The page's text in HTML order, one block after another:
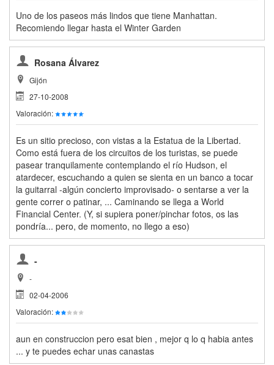
Uno de los paseos más lindos que tiene Manhattan.
Recomiendo llegar hasta el Winter Garden
Rosana Álvarez
Gijón
27-10-2008
Valoración:
Es un sitio precioso, con vistas a la Estatua de la Libertad.
Como está fuera de los circuitos de los turistas, se puede
pasear tranquilamente contemplando el río Hudson, el
atardecer, escuchando a quien se sienta en un banco a tocar
la guitarral -algún concierto improvisado- o sentarse a ver la
gente correr o patinar, ... Caminando se llega a World
Financial Center. (Y, si supiera poner/pinchar fotos, os las
pondría... pero, de momento, no llego a eso)
-
-
02-04-2006
Valoración:
aun en construccion pero esat bien , mejor q lo q habia antes
... y te puedes echar unas canastas